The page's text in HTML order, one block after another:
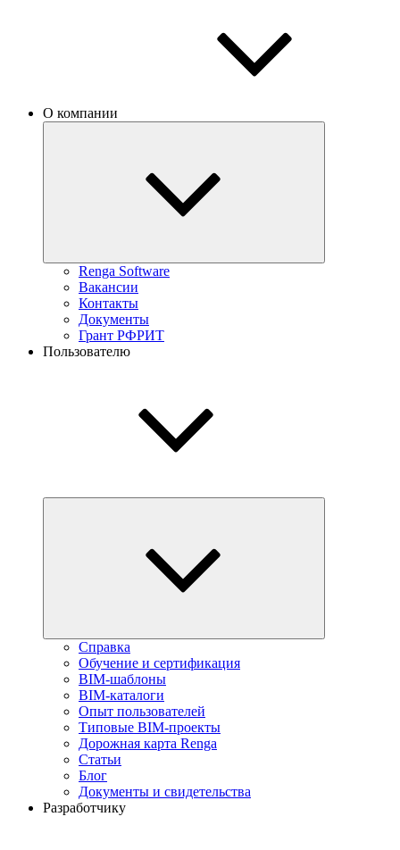
О компании
Renga Software
Вакансии
Контакты
Документы
Грант РФРИТ
Пользователю
Справка
Обучение и сертификация
BIM-шаблоны
BIM-каталоги
Опыт пользователей
Типовые BIM-проекты
Дорожная карта Renga
Статьи
Блог
Документы и свидетельства
Разработчику